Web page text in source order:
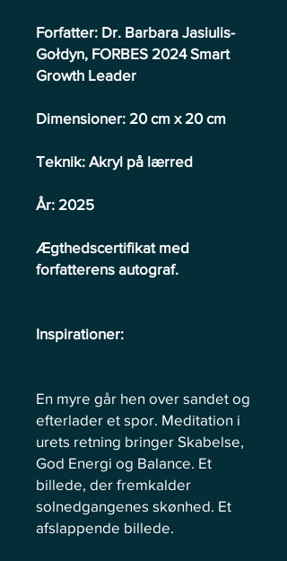
Forfatter: Dr. Barbara Jasiulis-
Gołdyn, FORBES 2024 Smart
Growth Leader
Dimensioner: 20 cm x 20 cm
Teknik: Akryl på lærred
År: 2025
Ægthedscertifikat med
forfatterens autograf.
Inspirationer:
En myre går hen over sandet og
efterlader et spor. Meditation i
urets retning bringer Skabelse,
God Energi og Balance. Et
billede, der fremkalder
solnedgangenes skønhed. Et
afslappende billede.